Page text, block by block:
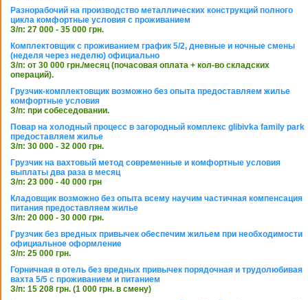
Разнорабочий на производство металлических конструкций полного
цикла комфортные условия с проживанием
З/п: 27 000 - 35 000 грн.
Комплектовщик с проживанием график 5/2, дневные и ночные смены
(неделя через неделю) официально
З/п: от 30 000 грн./месяц (почасовая оплата + кол-во складских
операций).
Грузчик-комплектовщик возможно без опыта предоставляем жилье
комфортные условия
З/п: при собеседовании.
Повар на холодный процесс в загородный комплекс glibivka family park
предоставляем жилье
З/п: 30 000 - 32 000 грн.
Грузчик на вахтовый метод современные и комфортные условия
выплаты два раза в месяц
З/п: 23 000 - 40 000 грн
Кладовщик возможно без опыта всему научим частичная компенсация
питания предоставляем жилье
З/п: 20 000 - 30 000 грн.
Грузчик без вредных привычек обеспечим жильем при необходимости
официальное оформление
З/п: 25 000 грн.
Горничная в отель без вредных привычек порядочная и трудолюбивая
вахта 5/5 с проживанием и питанием
З/п: 15 208 грн. (1 000 грн. в смену)